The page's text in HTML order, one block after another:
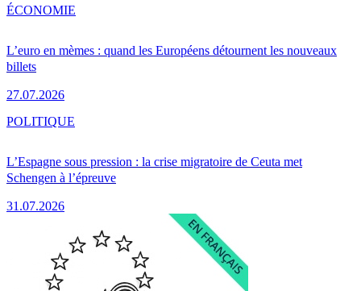
L’euro en mèmes : quand les Européens détournent les nouveaux
billets
27.07.2026
ÉCONOMIE
L’Espagne sous pression : la crise migratoire de Ceuta met
Schengen à l’épreuve
31.07.2026
POLITIQUE